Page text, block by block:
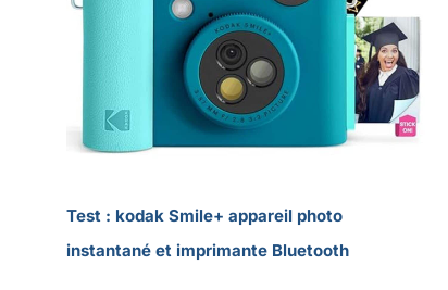
Test : kodak Smile+ appareil photo
instantané et imprimante Bluetooth